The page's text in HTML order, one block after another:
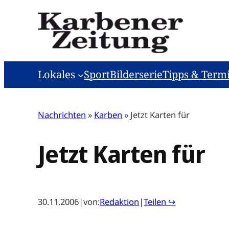
Lokales SportBilderserieTipps &
Nachrichten » Karben » Jetzt Karten für
Jetzt Karten für
30.11.2006|von:Redaktion |Teilen ↪